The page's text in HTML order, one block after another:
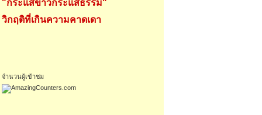
"กระแสข่าวกระแสธรรม"
วิกฤติที่เกินความคาดเดา
จำนวนผู้เข้าชม